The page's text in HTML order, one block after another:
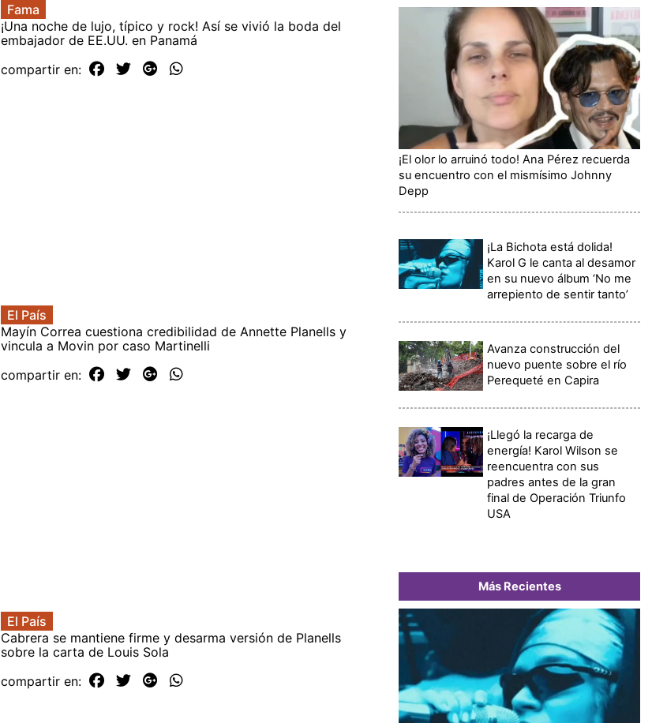
Fama
¡Una noche de lujo, típico y rock! Así se vivió la boda del
embajador de EE.UU. en Panamá
compartir en:
El País
Mayín Correa cuestiona credibilidad de Annette Planells y
vincula a Movin por caso Martinelli
compartir en:
El País
Cabrera se mantiene firme y desarma versión de Planells
sobre la carta de Louis Sola
compartir en:
¡El olor lo arruinó todo! Ana Pérez recuerda
su encuentro con el mismísimo Johnny
Depp
¡La Bichota está dolida!
Karol G le canta al desamor
en su nuevo álbum ‘No me
arrepiento de sentir tanto’
Avanza construcción del
nuevo puente sobre el río
Perequeté en Capira
¡Llegó la recarga de
energía! Karol Wilson se
reencuentra con sus
padres antes de la gran
final de Operación Triunfo
USA
Más Recientes